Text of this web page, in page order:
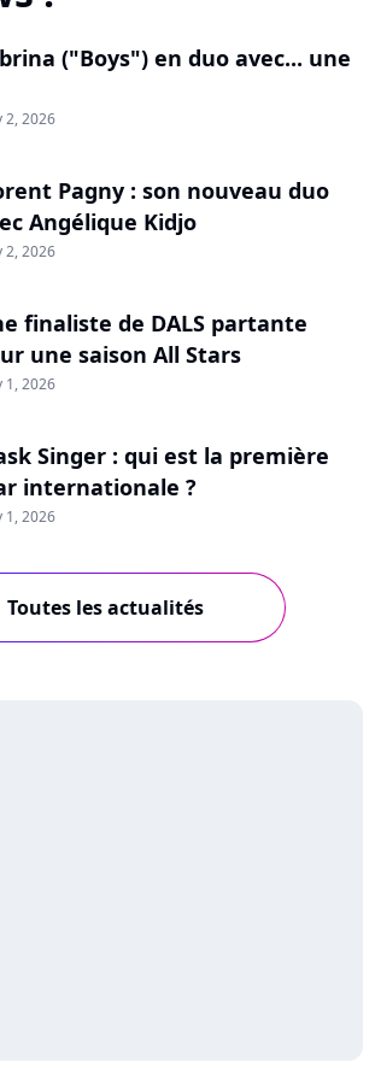
("Boys") en duo avec... une
2, 2026
Pagny : son nouveau duo
Angélique Kidjo
2, 2026
finaliste de DALS partante
une saison All Stars
1, 2026
Singer : qui est la première
internationale ?
1, 2026
Toutes les actualités